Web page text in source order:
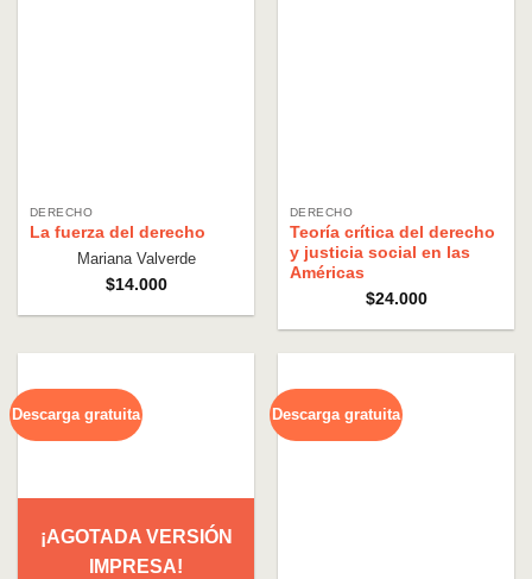
DERECHO
La fuerza del derecho
Mariana Valverde
$14.000
DERECHO
Teoría crítica del derecho
y justicia social en las
Américas
$24.000
Descarga gratuita
¡AGOTADA VERSIÓN
IMPRESA!
Descarga gratuita